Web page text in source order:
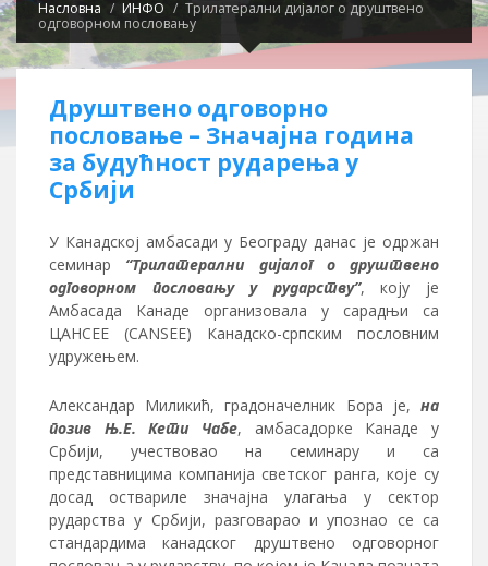
Насловна ИНФО
Трилатерални дијалог о друштвено
одговорном пословању
Друштвено одговорно
пословање – Значајна година
за будућност рударења у
Србији
У Канадској амбасади у Београду данас је одржан
семинар “Трилатерални дијалог о друштвено
одговорном пословању у рударству”, коју је
Амбасада Канаде организовала у сарадњи са
ЦАНСЕЕ (CANSEE) Канадско-српским пословним
удружењем.
Александар Миликић, градоначелник Бора је, на
позив Њ.Е. Кети Чабе, амбасадорке Канаде у
Србији, учествовао на семинару и са
представницима компанија светског ранга, које су
досад оствариле значајна улагања у сектор
рударства у Србији, разговарао и упознао се са
стандардима канадског друштвено одговорног